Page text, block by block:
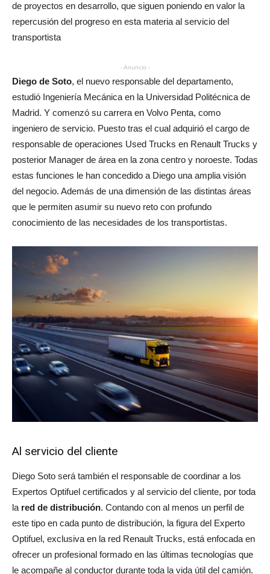
de proyectos en desarrollo, que siguen poniendo en valor la
repercusión del progreso en esta materia al servicio del
transportista
- Anuncio -
Diego de Soto, el nuevo responsable del departamento,
estudió Ingeniería Mecánica en la Universidad Politécnica de
Madrid. Y comenzó su carrera en Volvo Penta, como
ingeniero de servicio. Puesto tras el cual adquirió el cargo de
responsable de operaciones Used Trucks en Renault Trucks y
posterior Manager de área en la zona centro y noroeste. Todas
estas funciones le han concedido a Diego una amplia visión
del negocio. Además de una dimensión de las distintas áreas
que le permiten asumir su nuevo reto con profundo
conocimiento de las necesidades de los transportistas.
Al servicio del cliente
Diego Soto será también el responsable de coordinar a los
Expertos Optifuel certificados y al servicio del cliente, por toda
la red de distribución. Contando con al menos un perfil de
este tipo en cada punto de distribución, la figura del Experto
Optifuel, exclusiva en la red Renault Trucks, está enfocada en
ofrecer un profesional formado en las últimas tecnologías que
le acompañe al conductor durante toda la vida útil del camión.